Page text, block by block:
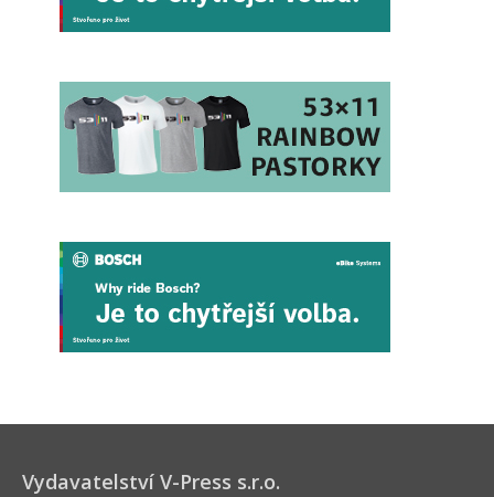
Vydavatelství V-Press s.r.o.